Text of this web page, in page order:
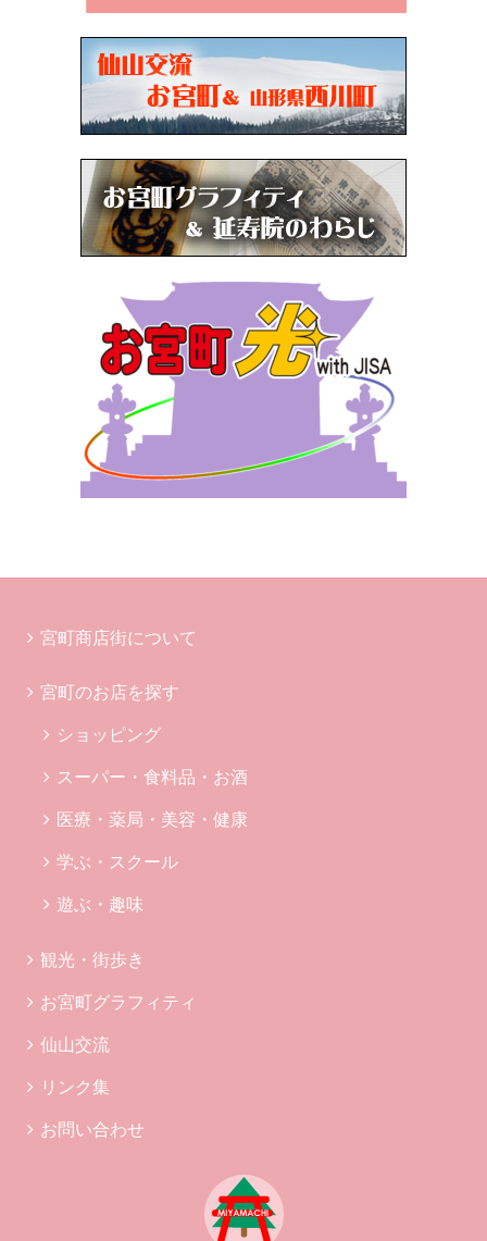
宮町商店街について
宮町のお店を探す
ショッピング
スーパー・食料品・お酒
医療・薬局・美容・健康
学ぶ・スクール
遊ぶ・趣味
観光・街歩き
お宮町グラフィティ
仙山交流
リンク集
お問い合わせ